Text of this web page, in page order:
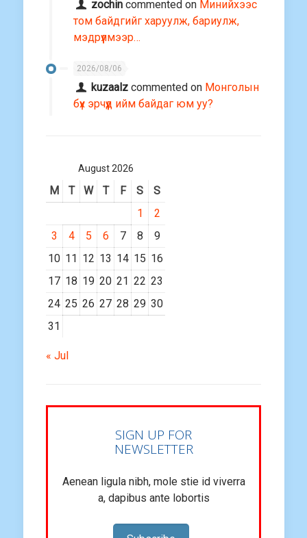
zochin commented on Минийхээс
том байдгийг харуулж, бариулж,
мэдрүүлмээр…
2026/08/06
kuzaalz commented on Монголын
бүх эрчүүд ийм байдаг юм уу?
August 2026
M T W T F S
S
1
2
3
4 5 6 7 8
9
10 11 12 13 14 15 16
17 18 19 20 21 22 23
24 25 26 27 28 29 30
31
« Jul
SIGN UP FOR
NEWSLETTER
Aenean ligula nibh, mole stie id viverra
a, dapibus ante lobortis